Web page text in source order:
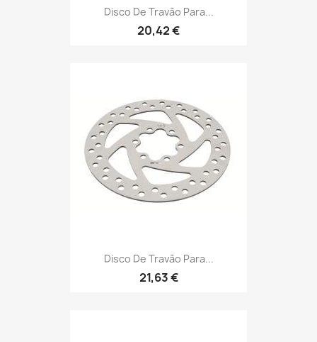
Disco De Travão Para...
20,42 €
Disco De Travão Para...
21,63 €